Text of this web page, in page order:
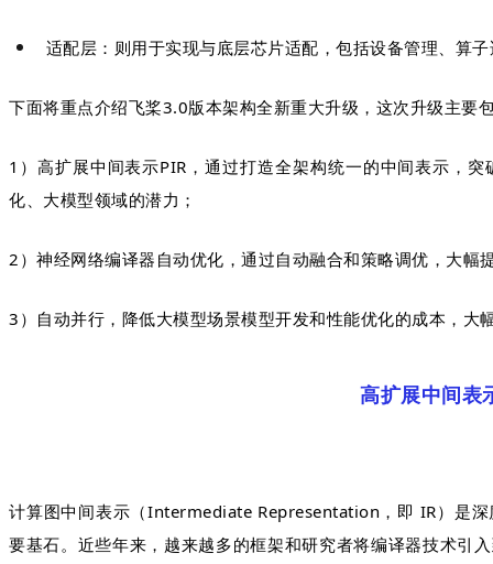
适配层：则用于实现与底层芯片适配，包括设备管理、算
下面将重点介绍飞桨3.0版本架构全新重大升级，这次升级主要
1）高扩展中间表示PIR，通过打造全架构统一的中间表示，
化、大模型领域的潜力；
2）神经网络编译器自动优化，通过自动融合和策略调优，大幅
3）自动并行，降低大模型场景模型开发和性能优化的成本，大
高扩展中间表
计算图中间表示（Intermediate Representation，即 IR）是
要基石。近些年来，越来越多的框架和研究者将编译器技术引